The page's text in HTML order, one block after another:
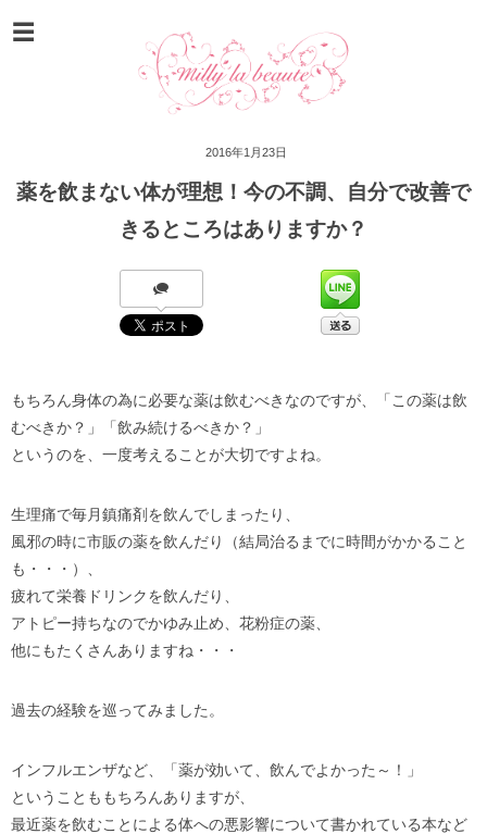
2016年1月23日
薬を飲まない体が理想！今の不調、自分で改善で
きるところはありますか？
もちろん身体の為に必要な薬は飲むべきなのですが、「この薬は飲
むべきか？」「飲み続けるべきか？」
というのを、一度考えることが大切ですよね。
生理痛で毎月鎮痛剤を飲んでしまったり、
風邪の時に市販の薬を飲んだり（結局治るまでに時間がかかること
も・・・）、
疲れて栄養ドリンクを飲んだり、
アトピー持ちなのでかゆみ止め、花粉症の薬、
他にもたくさんありますね・・・
過去の経験を巡ってみました。
インフルエンザなど、「薬が効いて、飲んでよかった～！」
ということももちろんありますが、
最近薬を飲むことによる体への悪影響について書かれている本など